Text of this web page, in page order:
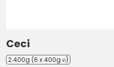
Ceci
2.400g (6 x 400g ℮)